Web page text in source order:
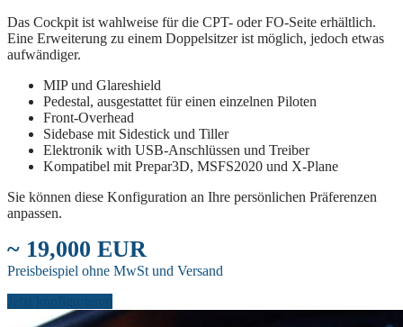
Das Cockpit ist wahlweise für die CPT- oder FO-Seite erhältlich.
Eine Erweiterung zu einem Doppelsitzer ist möglich, jedoch etwas
aufwändiger.
MIP und Glareshield
Pedestal, ausgestattet für einen einzelnen Piloten
Front-Overhead
Sidebase mit Sidestick und Tiller
Elektronik with USB-Anschlüssen und Treiber
Kompatibel mit Prepar3D, MSFS2020 und X-Plane
Sie können diese Konfiguration an Ihre persönlichen Präferenzen
anpassen.
~ 19,000 EUR
Preisbeispiel ohne MwSt und Versand